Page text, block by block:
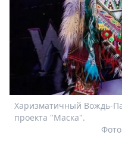
Харизматичный Вождь-
проекта "Маска".